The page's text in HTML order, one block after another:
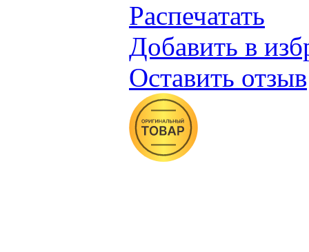
Распечатать
Добавить в
Оставить отзыв